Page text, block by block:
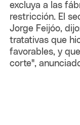
excluya a las
restricción. El
Jorge Feijóo,
tratativas que
favorables, y
corte",